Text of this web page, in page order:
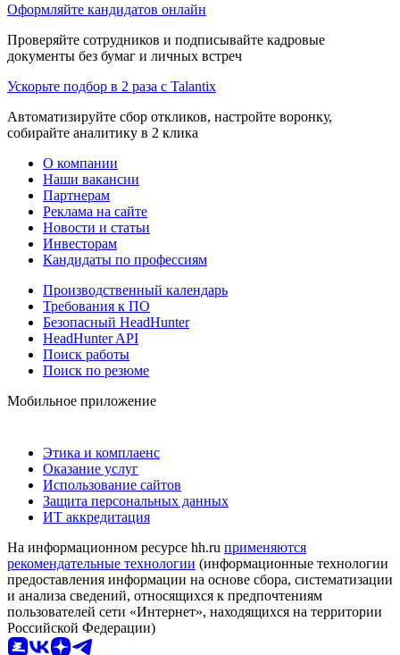
Оформляйте кандидатов онлайн
Проверяйте сотрудников и подписывайте кадровые
документы без бумаг и личных встреч
Ускорьте подбор в 2 раза с Talantix
Автоматизируйте сбор откликов, настройте воронку,
собирайте аналитику в 2 клика
О компании
Наши вакансии
Партнерам
Реклама на сайте
Новости и статьи
Инвесторам
Кандидаты по профессиям
Производственный календарь
Требования к ПО
Безопасный HeadHunter
HeadHunter API
Поиск работы
Поиск по резюме
Мобильное приложение
Этика и комплаенс
Оказание услуг
Использование сайтов
Защита персональных данных
ИТ аккредитация
На информационном ресурсе hh.ru применяются
рекомендательные технологии (информационные технологии
предоставления информации на основе сбора, систематизации
и анализа сведений, относящихся к предпочтениям
пользователей сети «Интернет», находящихся на территории
Российской Федерации)